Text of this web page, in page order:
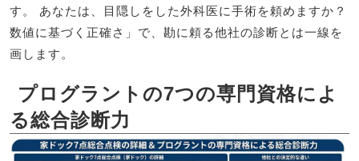
す。 あなたは、目隠しをした外科医に手術を頼めますか？
数値に基づく正確さ」で、勘に頼る他社の診断とは一線を
画します。
プログラントの7つの専門資格によ
る総合診断力